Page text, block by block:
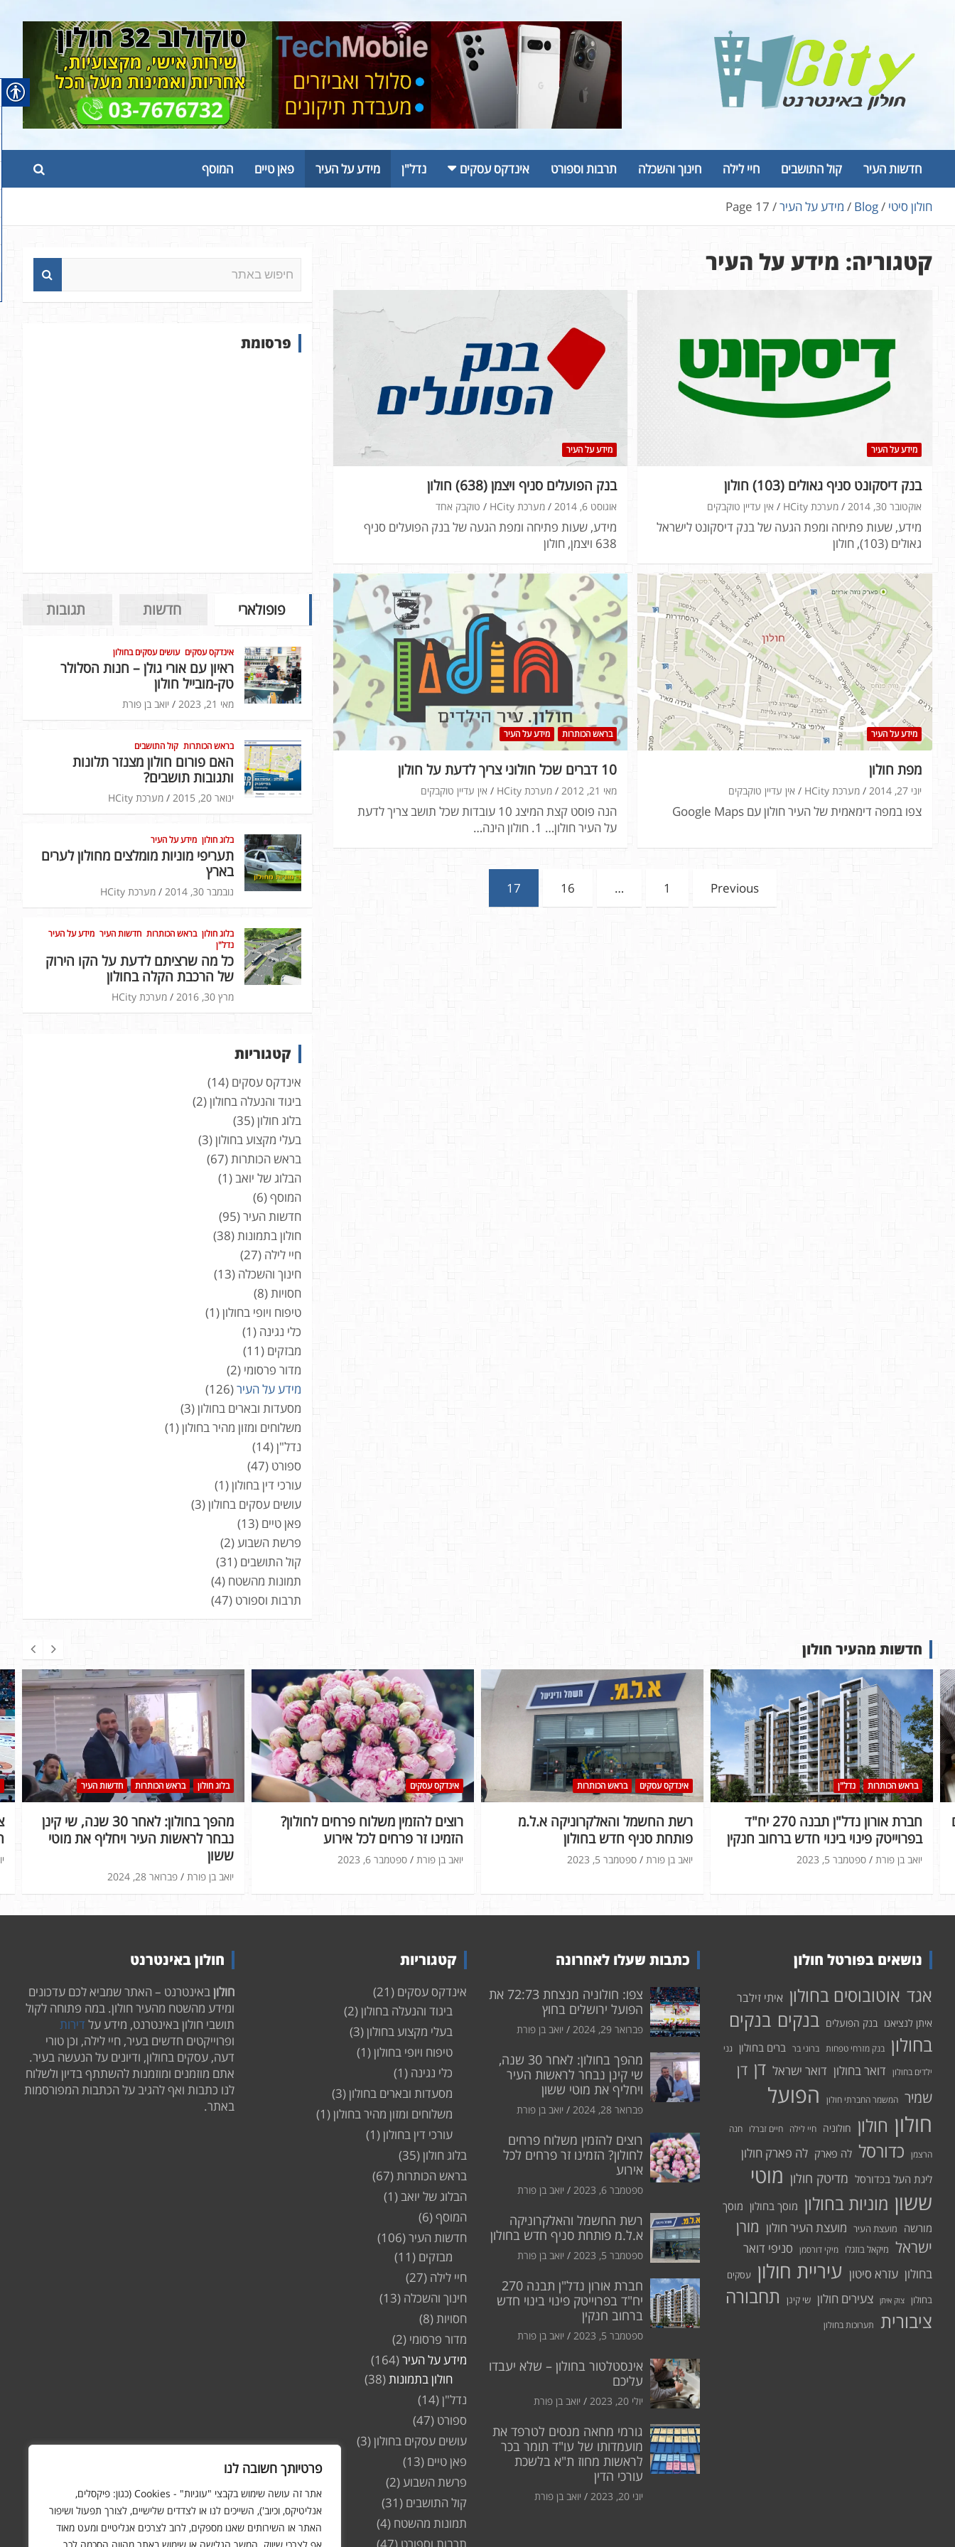
פרטיותך חשובה לנו
אתר זה עושה שימוש בקבצי "עוגיות" - Cookies (כגון: פיקסלים,
אנליטיקס, וכיוב'), השייכים לנו או לצדדים שלישיים, לצורך תפעול ושיפור
האתר או השירותים שאנו מספקים, לרוב לצרכים אנליטיים ומעט מאוד
חדשות העיר קול התושבים חיי לילה חינוך והשכלה תרבות וספורט אינדקס עסקים נדל"ן מידע על העיר פאן טיים המוסף
חולון סיטי Blog מידע על העיר Page 17
קטגוריה: מידע על העיר
מידע על העיר
בנק דיסקונט סניף גאולים (103) חולון
אוקטובר 30, 2014 מערכת HCity אין עדיין טוקבקים
מידע, שעות פתיחה ומפת הגעה של בנק דיסקונט לישראל
גאולים (103), חולון
מידע על העיר
בנק הפועלים סניף ויצמן (638) חולון
אוגוסט 6, 2014 מערכת HCity טוקבק אחד
מידע, שעות פתיחה ומפת הגעה של בנק הפועלים סניף
638 ויצמן, חולון
מידע על העיר
מפת חולון
יוני 27, 2014 מערכת HCity אין עדיין טוקבקים
צפו במפה דימאמית של העיר חולון עם Google Maps
בראש הכותרות מידע על העיר
10 דברים שכל חולוני צריך לדעת על חולון
מאי 21, 2012 מערכת HCity אין עדיין טוקבקים
הנה פוסט קצת המיצג 10 עובדות שכל תושב צריך לדעת
על העיר חולון… 1. חולון הינה…
Previous
1
…
16
17
פ
ש
פרסומת
פופולארי חדשות תגובות
אינדקס עסקים עושים עסקים בחולון
ראיון עם אורי גולן – חנות הסלולר
טק-מובייל חולון
מאי 21, 2023 יואב בן פורת
בראש הכותרות קול התושבים
האם פורום חולון מצנזר תלונות
ותגובות תושבים?
ינואר 20, 2015 מערכת HCity
בלוג חולון מידע על העיר
תעריפי מוניות מומלצים מחולון לערים
בארץ
נובמבר 30, 2014 מערכת HCity
בלוג חולון בראש הכותרות חדשות העיר מידע על העיר
נדל"ן
כל מה שרציתם לדעת על הקו הירוק
של הרכבת הקלה בחולון
מרץ 30, 2016 מערכת HCity
קטגוריות
אינדקס עסקים (14)
ביגוד והנעלה בחולון(2)
בלוג חולון(35)
בעלי מקצוע בחולון(3)
בראש הכותרות (67)
הבלוג של יואב (1)
המוסף(6)
חדשות העיר(95)
חולון בתמונות (38)
חיי לילה (27)
חינוך והשכלה (13)
חסויות (8)
טיפוח ויופי בחולון(1)
כלי נגינה (1)
מבזקים (11)
מדור פרסומי (2)
מידע על העיר(126)
מסעדות ובארים בחולון(3)
משלוחים ומזון מהיר בחולון(1)
נדל"ן(14)
ספורט (47)
עורכי דין בחולון(1)
עושים עסקים בחולון(3)
פאן טיים (13)
פרשת השבוע (2)
קול התושבים (31)
תמונות מהשטח (4)
תרבות וספורט (47)
חדשות מהעיר חולון
בלוג חולון בראש הכותרות חדשות העיר
מהפך בחולון: לאחר 30 שנה, שי קינן
נבחר לראשות העיר ויחליף את מוטי
ששון
פברואר 28, 2024 יואב בן פורת
אינדקס עסקים
רוצים להזמין משלוח פרחים לחולון?
הזמינו זר פרחים לכל אירוע
ספטמבר 6, 2023 יואב בן פורת
אינדקס עסקים בראש הכותרות
רשת החשמל והאלקרוניקה א.ל.מ
פותחת סניף חדש בחולון
ספטמבר 5, 2023 יואב בן פורת
בראש הכותרות נדל"ן
חברת אורון נדל"ן תבנה 270 יח"ד
בפרוייטק פינוי בינוי חדש ברחוב חנקין
ספטמבר 5, 2023 יואב בן פורת
נושאים בפורטל חולון
אגד אוטובוסים בחולון איתי זילבר
איתן לנציאנו בנק הפועלים בנקים בנקים
בחולון בנק מזרחי טפחות ברוני בר ברים בחולון גני
ילדים בחולון דואר בחולון דואר ישראל דן דן
שמיר המשמר החברתי חולון
הפועל
חולון חולון חולוניה חיי לילה חיים זברלו חנה
הרצמן כדורסל לה פארק לה פארק חולון
ליגת העל בכדורסל מדיטק חולון מוטי
ששון מוניות בחולון מוסך בחולון מוסך
מורשה
מועצת העיר מועצת העיר חולון מורן
ישראל מיקאל בוזגלו מיקי דורסמן סניפי דואר
בחולון עזרא סיטון עיריית חולון עסקים
בחולון
צוק איתן צעירים חולון שי קינן
תחבורה
ציבורית
תערוכות בחולון
כתבות שעלו לאחרונה
צפו: חולוניה מנצחת 72:73 את
הפועל ירושלים בחוץ
פברואר 29, 2024 יואב בן פורת
מהפך בחולון: לאחר 30 שנה,
שי קינן נבחר לראשות העיר
ויחליף את מוטי ששון
פברואר 28, 2024 יואב בן פורת
רוצים להזמין משלוח פרחים
לחולון? הזמינו זר פרחים לכל
אירוע
ספטמבר 6, 2023 יואב בן פורת
רשת החשמל והאלקרוניקה
א.ל.מ פותחת סניף חדש בחולון
ספטמבר 5, 2023 יואב בן פורת
חברת אורון נדל"ן תבנה 270
יח"ד בפרוייטק פינוי בינוי חדש
ברחוב חנקין
ספטמבר 5, 2023 יואב בן פורת
אינסטלטור בחולון – שלא יעבדו
עליכם
יולי 20, 2023 יואב בן פורת
גורמי מחאה מנסים לטרפד את
מועמדותו של עו"ד תומר בכר
לראשות מחוז ת"א בלשכת
עורכי הדין
יוני 20, 2023 יואב בן פורת
קטגוריות
אינדקס עסקים (21)
ביגוד והנעלה בחולון(2)
בעלי מקצוע בחולון(3)
טיפוח ויופי בחולון(1)
כלי נגינה (1)
מסעדות ובארים בחולון(3)
משלוחים ומזון מהיר בחולון(1)
עורכי דין בחולון(1)
בלוג חולון(35)
בראש הכותרות(67)
הבלוג של יואב (1)
המוסף(6)
חדשות העיר(106)
מבזקים (11)
חיי לילה (27)
חינוך והשכלה (13)
חסויות(8)
מדור פרסומי (2)
מידע על העיר(164)
חולון בתמונות(38)
נדל"ן(14)
ספורט (47)
עושים עסקים בחולון(3)
פאן טיים (13)
פרשת השבוע(2)
קול התושבים (31)
תמונות מהשטח (4)
חולון באינטרנט
חולוןבאינטרנט – האתר שמביא לכם עדכונים
ומידע מהשטח מהעיר חולון. במה פתוחה לקול
תושבי חולון באינטרנט, מידע על דירות
ופרוייקטים חדשים בעיר, חיי לילה, וכן טורי
דעה, עסקים בחולון, ודיונים על הנעשה בעיר.
אתם מוזמנים ומוזמנות להשתתף בדיון ולשלוח
לנו כתבות ואף להגיב על הכתבות המפורסמות
באתר.